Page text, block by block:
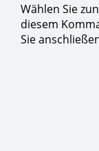
Wählen Sie
diesem
Sie